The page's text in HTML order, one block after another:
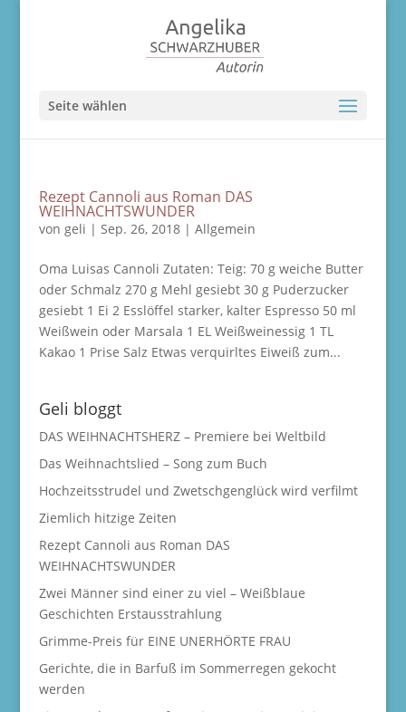
Seite wählen
Rezept Cannoli aus Roman DAS
WEIHNACHTSWUNDER
von geli | Sep. 26, 2018| Allgemein
Oma Luisas Cannoli Zutaten: Teig: 70 g weiche Butter
oder Schmalz 270 g Mehl gesiebt 30 g Puderzucker
gesiebt 1 Ei 2 Esslöffel starker, kalter Espresso 50 ml
Weißwein oder Marsala 1 EL Weißweinessig 1 TL
Kakao 1 Prise Salz Etwas verquirltes Eiweiß zum...
Geli bloggt
DAS WEIHNACHTSHERZ – Premiere bei Weltbild
Das Weihnachtslied – Song zum Buch
Hochzeitsstrudel und Zwetschgenglück wird verfilmt
Ziemlich hitzige Zeiten
Rezept Cannoli aus Roman DAS
WEIHNACHTSWUNDER
Zwei Männer sind einer zu viel – Weißblaue
Geschichten Erstausstrahlung
Grimme-Preis für EINE UNERHÖRTE FRAU
Gerichte, die in Barfuß im Sommerregen gekocht
werden